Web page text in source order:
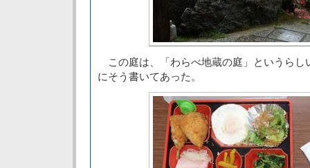
この庭は、「わらべ地蔵の庭」というらし
にそう書いてあった。